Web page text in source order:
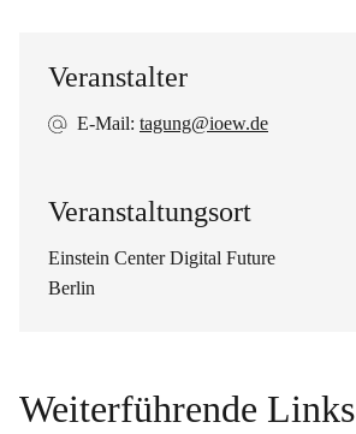
Veranstalter
E-Mail: tagung@ioew.de
Veranstaltungsort
Einstein Center Digital Future
Berlin
Weiterführende Links